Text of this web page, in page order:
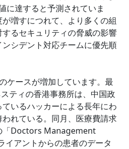
に達すると予測されていま
増すにつれて、より多くの組
るセキュリティの脅威の影響
シデント対応チームに優先順
ケースが増加しています。最
ティの香港事務所は、中国政
いるハッカーによる長年にわ
れている。同月、医療費請求
「Doctors Management
イアントからの患者のデータ